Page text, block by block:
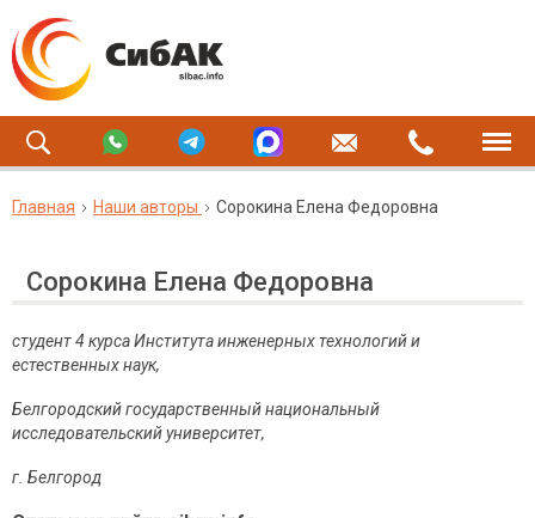
Главная Наши авторы Сорокина Елена Федоровна
Сорокина Елена Федоровна
студент 4 курса Института инженерных технологий и
естественных наук,
Белгородский государственный национальный
исследовательский университет,
г. Белгород